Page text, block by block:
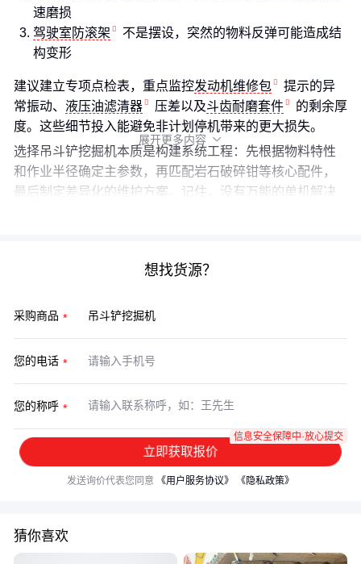
速磨损
驾驶室防滚架
不是摆设，突然的物料反弹可能造成结
构变形
建议建立专项点检表，重点监控发动机维修包
提示的异
常振动、 液压油滤清器 压差以及斗齿耐磨套件
的剩余厚
度。这些细节投入能避免非计划停机带来的更大损失。
选择吊斗铲挖掘机本质是构建系统工程：先根据物料特性
和作业半径确定主参数，再匹配岩石破碎钳等核心配件，
最后制定差异化的维护方案。记住，没有万能的单机解决
展开更多内容 
想找货源？
采购商品
您的电话
您的称呼
立即获取报价
信息安全保障中·放心提交
发送询价代表您同意 《用户服务协议》 《隐私政策》
猜你喜欢